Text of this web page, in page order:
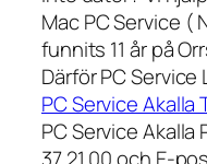
Mac PC Service (
funnits 11 år på
Därför PC Service
PC Service Akalla
PC Service Akalla